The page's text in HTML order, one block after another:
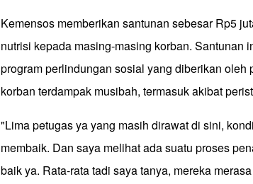
Kemensos memberikan santunan sebesar Rp5
nutrisi kepada masing-masing korban. Santunan
program perlindungan sosial yang diberikan oleh
korban terdampak musibah, termasuk akibat
"Lima petugas ya yang masih dirawat di sini,
membaik. Dan saya melihat ada suatu proses
baik ya. Rata-rata tadi saya tanya, mereka